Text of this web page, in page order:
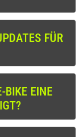
FÜR
BIKE EINE